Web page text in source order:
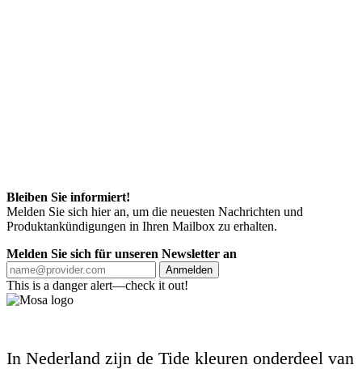
Bleiben Sie informiert!
Melden Sie sich hier an, um die neuesten Nachrichten und
Produktankündigungen in Ihren Mailbox zu erhalten.
Melden Sie sich für unseren Newsletter an
Anmelden
This is a danger alert—check it out!
In Nederland zijn de Tide kleuren onderdeel van